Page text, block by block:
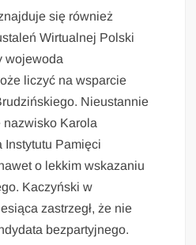
się również
Wirtualnej Polski
wojewoda
liczyć na wsparcie
Nieustannie
nazwisko Karola
Instytutu Pamięci
o lekkim wskazaniu
Kaczyński w
zastrzegł, że nie
bezpartyjnego.